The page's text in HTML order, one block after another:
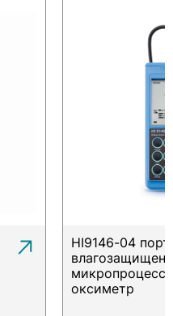
Контакты
HI9146-04
оксиметр
портативные МАРК